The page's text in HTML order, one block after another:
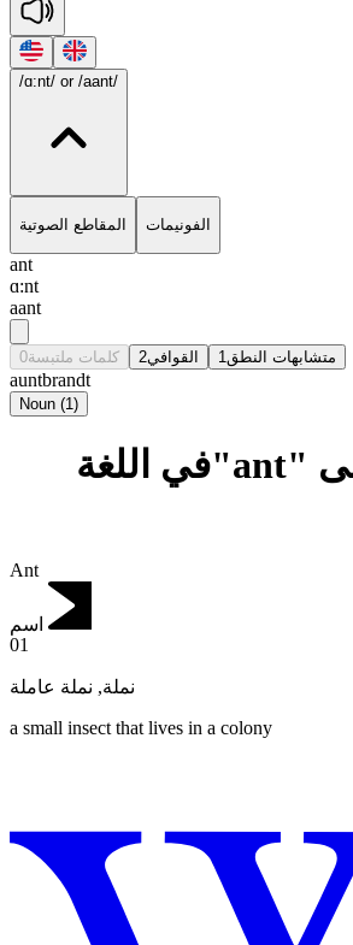
/ɑ:nt/ or /aant/
المقاطع الصوتية الفونيمات
ant
ɑ:nt
aant
كلمات ملتبسة0 القوافي2 متشابهات النطق 1
auntbrandt
Noun (1)
تعريف ومعنى "ant"في اللغة
Ant
اسم
01
نملة, نملة عاملة
a small insect that lives in a colony